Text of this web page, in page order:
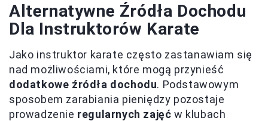
Alternatywne Źródła Dochodu
Dla Instruktorów Karate
Jako instruktor karate często zastanawiam się
nad możliwościami, które mogą przynieść
dodatkowe źródła dochodu. Podstawowym
sposobem zarabiania pieniędzy pozostaje
prowadzenie regularnych zajęć w klubach